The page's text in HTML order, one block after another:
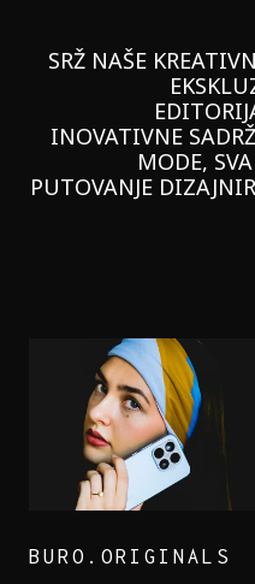
SRŽ NAŠE
INOVATIVNE
MODE,
PUTOVANJE